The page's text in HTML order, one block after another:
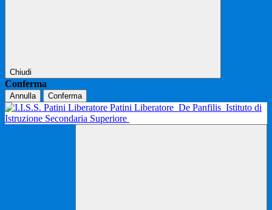
Chiudi
Conferma
Annulla Conferma
Patini Liberatore De Panfilis Istituto di
Istruzione Secondaria Superiore